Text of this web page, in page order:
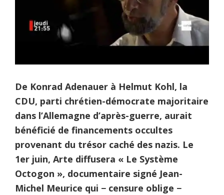
De Konrad Adenauer à Helmut Kohl, la
CDU, parti chrétien-démocrate majoritaire
dans l’Allemagne d’après-guerre, aurait
bénéficié de financements occultes
provenant du trésor caché des nazis. Le
1er juin, Arte diffusera « Le Système
Octogon », documentaire signé Jean-
Michel Meurice qui − censure oblige −